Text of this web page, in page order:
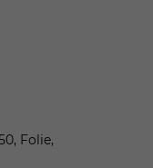
Folie,